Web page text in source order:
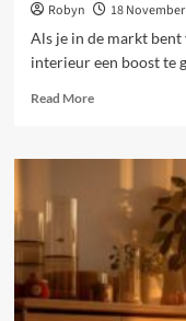
Robyn
18
Als je in de markt
interieur een boost te
Read MoreRead
Ontdek
charme
Rozenkelim
vloerbedekking